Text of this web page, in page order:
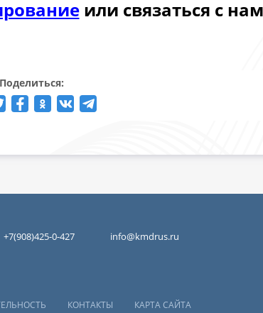
или связаться с
Поделиться:
+7(908)425-0-427 info@kmdrus.ru
КОНТАКТЫ КАРТА САЙТА